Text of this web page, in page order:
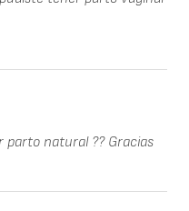
parto natural ?? Gracias